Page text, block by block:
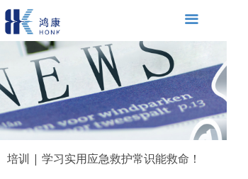
끀
培训 | 学习实用应急救护常识能救命！